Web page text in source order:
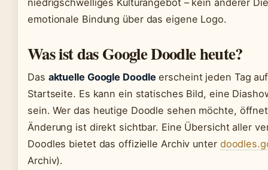
emotionale Bindung über das eigene Logo.
Was ist das Google Doodle heute?
Das aktuelle Google Doodleerscheint jeden Tag
Startseite. Es kann ein statisches Bild, eine
sein. Wer das heutige Doodle sehen möchte,
Änderung ist direkt sichtbar. Eine Übersicht aller
Doodles bietet das offizielle Archiv unter
Archiv).